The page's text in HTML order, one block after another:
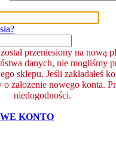
przeniesiony na nową
danych, nie mogliśmy
sklepu. Jeśli zakładałeś
założenie nowego konta.
niedogodności.
KONTO